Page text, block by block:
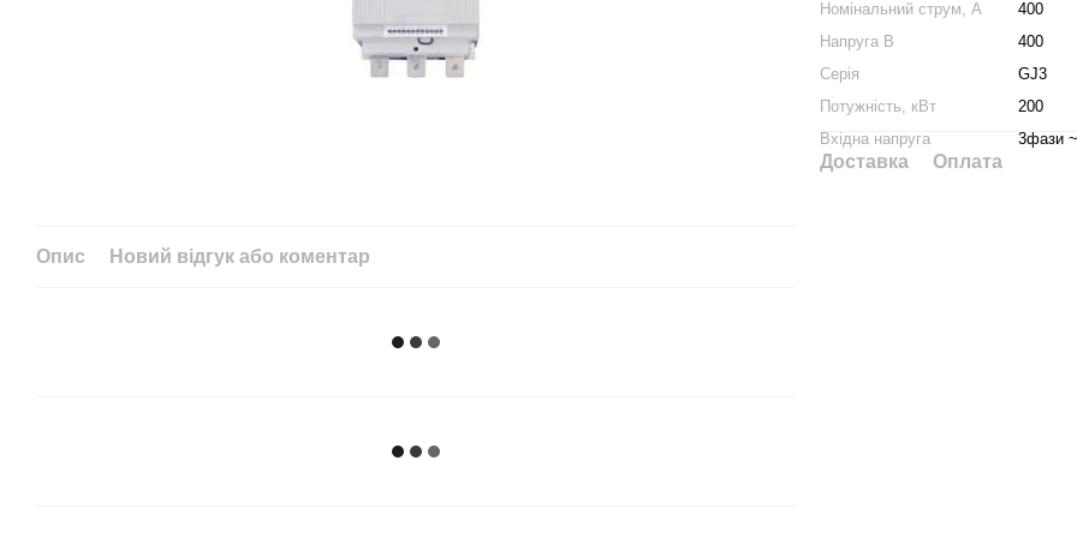
Опис Новий відгук або коментар
Номінальний струм, А
400
Напруга В
400
Серія
GJ3
Потужність, кВт
200
Вхідна напруга
3фази
Доставка Оплата